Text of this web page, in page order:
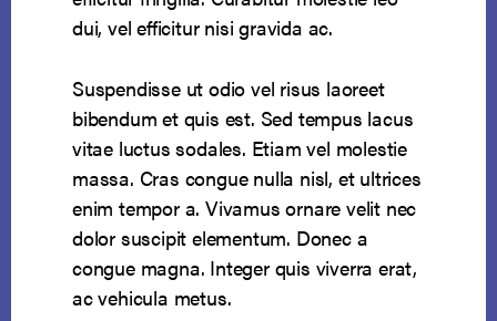
dui, vel efficitur nisi gravida ac.
Suspendisse ut odio vel risus laoreet
bibendum et quis est. Sed tempus lacus
vitae luctus sodales. Etiam vel molestie
massa. Cras congue nulla nisl, et ultrices
enim tempor a. Vivamus ornare velit nec
dolor suscipit elementum. Donec a
congue magna. Integer quis viverra erat,
ac vehicula metus.